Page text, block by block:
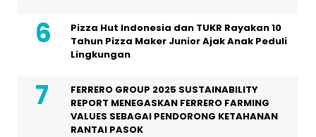
Pizza Hut Indonesia dan TUKR Rayakan 10
Tahun Pizza Maker Junior Ajak Anak Peduli
Lingkungan
FERRERO GROUP 2025 SUSTAINABILITY
REPORT MENEGASKAN FERRERO FARMING
VALUES SEBAGAI PENDORONG KETAHANAN
RANTAI PASOK